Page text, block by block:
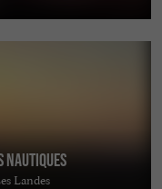
nautiques
Landes